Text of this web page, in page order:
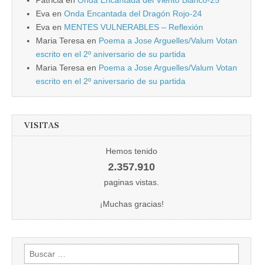
Eva en Onda Encantada del Dragón Rojo-24
Eva en MENTES VULNERABLES – Reflexión
Maria Teresa en Poema a Jose Arguelles/Valum Votan
escrito en el 2º aniversario de su partida
Maria Teresa en Poema a Jose Arguelles/Valum Votan
escrito en el 2º aniversario de su partida
VISITAS
Hemos tenido
2.357.910
paginas vistas.
¡Muchas gracias!
Buscar: